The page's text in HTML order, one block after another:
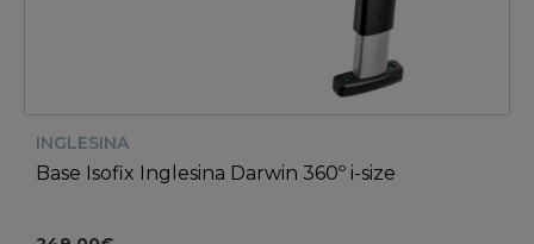
INGLESINA
Base Isofix Inglesina Darwin 360º i-size